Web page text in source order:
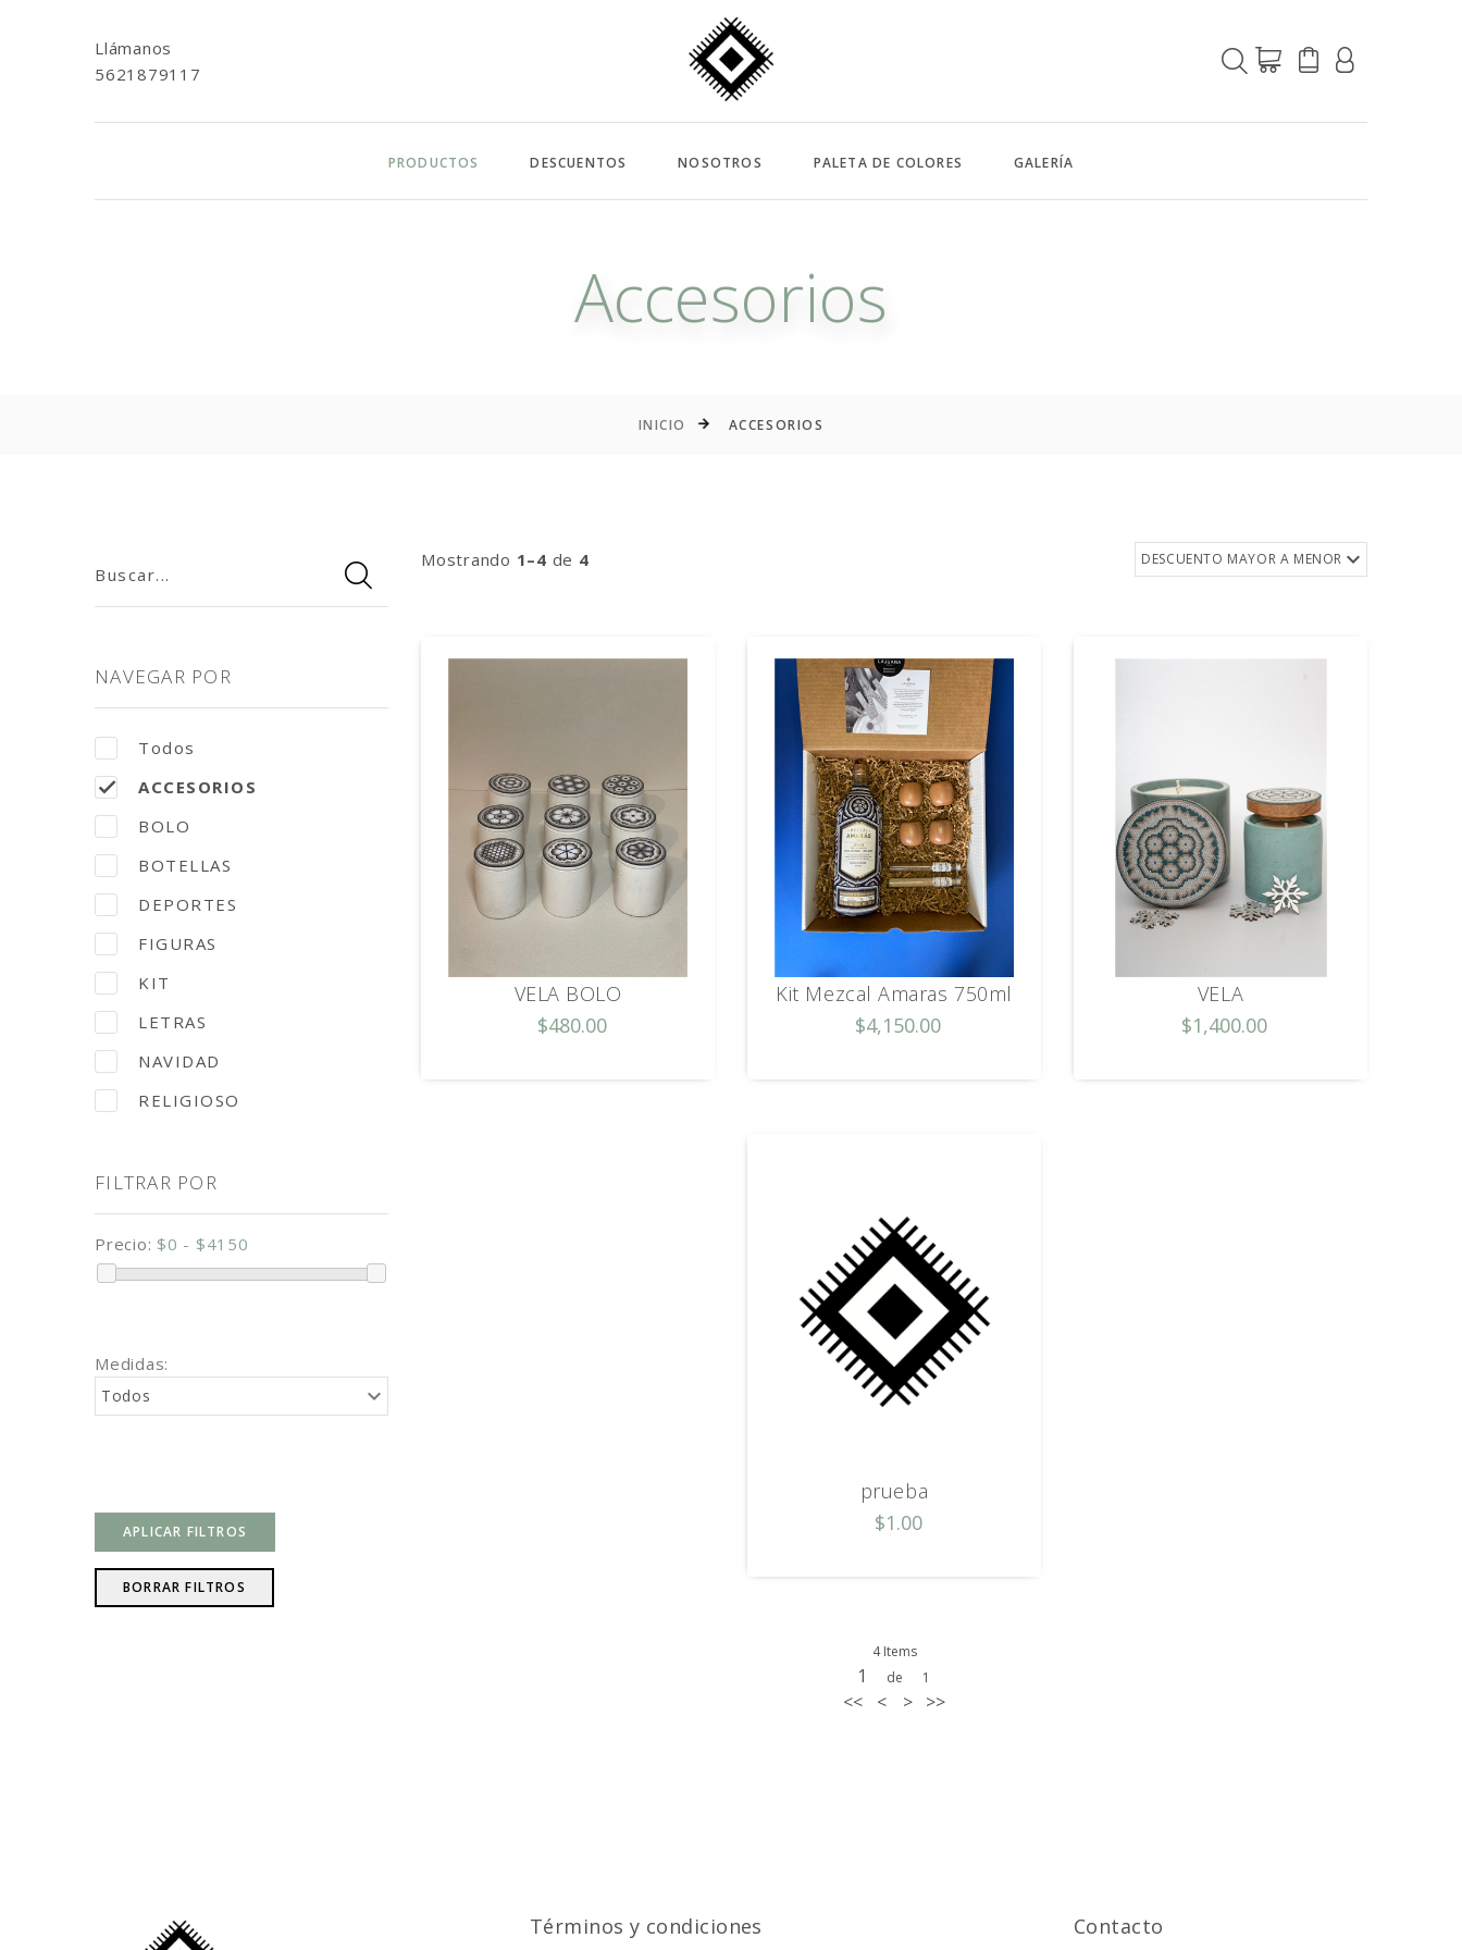
Llámanos
5621879117
PRODUCTOS DESCUENTOS NOSOTROS PALETA DE COLORES GALERÍA
Accesorios
INICIO ACCESORIOS
Buscar...
NAVEGAR POR
Todos
ACCESORIOS
BOLO
BOTELLAS
DEPORTES
FIGURAS
KIT
LETRAS
NAVIDAD
RELIGIOSO
FILTRAR POR
Precio: $0 - $4150
Medidas:
Todos
APLICAR FILTROS
BORRAR FILTROS
Mostrando 1–4 de 4 DESCUENTO MAYOR A MENOR
VELA BOLO
$480.00
Kit Mezcal Amaras 750ml
$4,150.00
VELA
$1,400.00
prueba
$1.00
4 Items
1 de 1
<< < > >>
Términos y condiciones
Contacto